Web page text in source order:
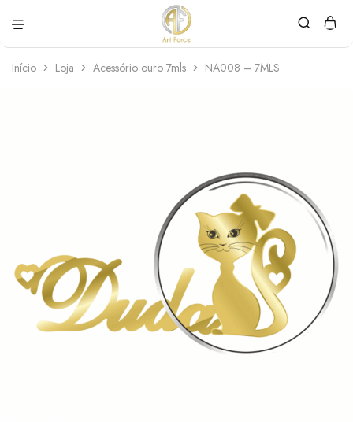
Force
personalizadas
Início Loja Acessório ouro 7mls NA008 – 7MLS